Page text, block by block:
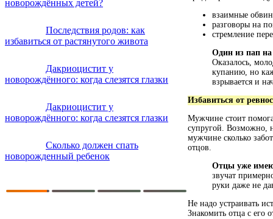
новорождённых детей?
Последствия родов: как
избавиться от растянутого живота
Дакриоцистит у
новорождённого: когда слезятся глазки
Дакриоцистит у
новорождённого: когда слезятся глазки
Сколько должен спать
новорожденный ребенок
взаимные
разговоры на
стремление
Один из пап на
Оказалось,
купанию, но
взрывается и
Избавиться от
Мужчине стоит
супругой. Возможно,
мужчине сколько
отцов.
Отцы уже
звучат
руки даже не
Не надо устраивать
Знакомить отца с его